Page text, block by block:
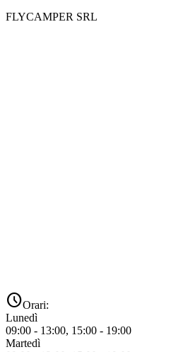
FLYCAMPER SRL
scheduleOrari:
Lunedì
09:00 - 13:00, 15:00 - 19:00
Martedì